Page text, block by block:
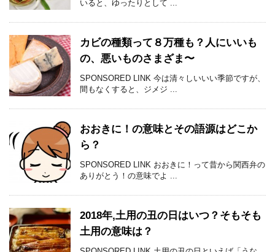
いると、ゆったりとして ...
カビの種類って８万種も？人にいいも
の、悪いものさまざま〜
SPONSORED LINK 今は清々しいいい季節ですが、
間もなくすると、ジメジ ...
おおきに！の意味とその語源はどこか
ら？
SPONSORED LINK おおきに！って昔から関西弁の
ありがとう！の意味でよ ...
2018年,土用の丑の日はいつ？そもそも
土用の意味は？